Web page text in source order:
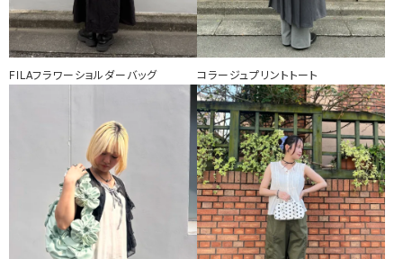
FILAフラワーショルダーバッグ コラージュプリントトート